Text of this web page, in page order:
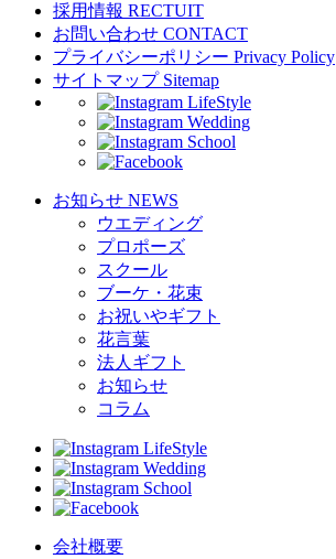
採用情報 RECTUIT
お問い合わせ CONTACT
プライバシーポリシー Privacy Policy
サイトマップ Sitemap
LifeStyle
Wedding
School
お知らせ NEWS
ウエディング
プロポーズ
スクール
ブーケ・花束
お祝いやギフト
花言葉
法人ギフト
お知らせ
コラム
LifeStyle
Wedding
School
会社概要